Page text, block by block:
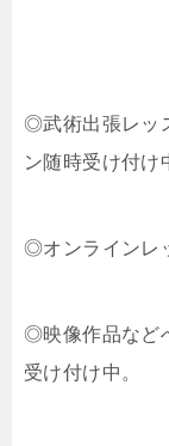
◎武術出張レッ
ン随時受け付け
◎オンラインレ
◎映像作品など
受け付け中。